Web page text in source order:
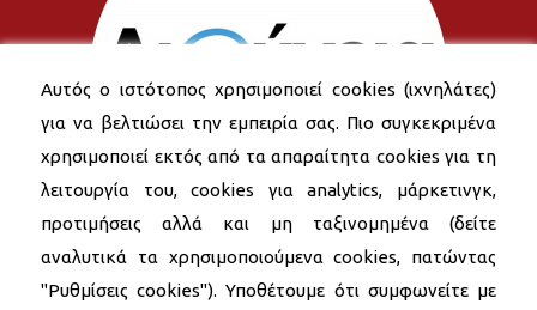
Αυτός ο ιστότοπος χρησιμοποιεί cookies (ιχνηλάτες)
για να βελτιώσει την εμπειρία σας. Πιο συγκεκριμένα
χρησιμοποιεί εκτός από τα απαραίτητα cookies για τη
λειτουργία του, cookies για analytics, μάρκετινγκ,
προτιμήσεις αλλά και μη ταξινομημένα (δείτε
αναλυτικά τα χρησιμοποιούμενα cookies, πατώντας
"Ρυθμίσεις cookies"). Υποθέτουμε ότι συμφωνείτε με